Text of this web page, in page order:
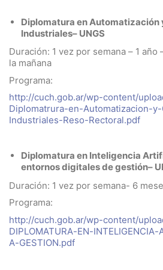
Diplomatura en Automatización
Industriales– UNGS
Duración: 1 vez por semana – 1 año
la mañana
Programa:
http://cuch.gob.ar/wp-content/
Diplomatrura-en-Automatizacion-
Industriales-Reso-Rectoral.pdf
Diplomatura en Inteligencia
entornos digitales de gestión–
Duración: 1 vez por semana- 6
Programa:
http://cuch.gob.ar/wp-content/
DIPLOMATURA-EN-INTELIGENCIA-
A-GESTION.pdf